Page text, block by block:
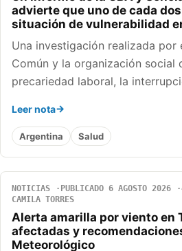
advierte que uno de cada
situación de vulnerabilidad
Una investigación realizada por
Común y la organización social
precariedad laboral, la
Leer nota
Argentina Salud
NOTICIAS PUBLICADO 6 AGOSTO 2026
CAMILA TORRES
Alerta amarilla por viento en
afectadas y
Meteorológico